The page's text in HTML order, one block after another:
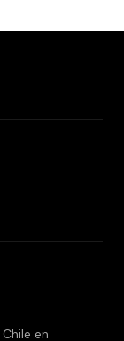
en